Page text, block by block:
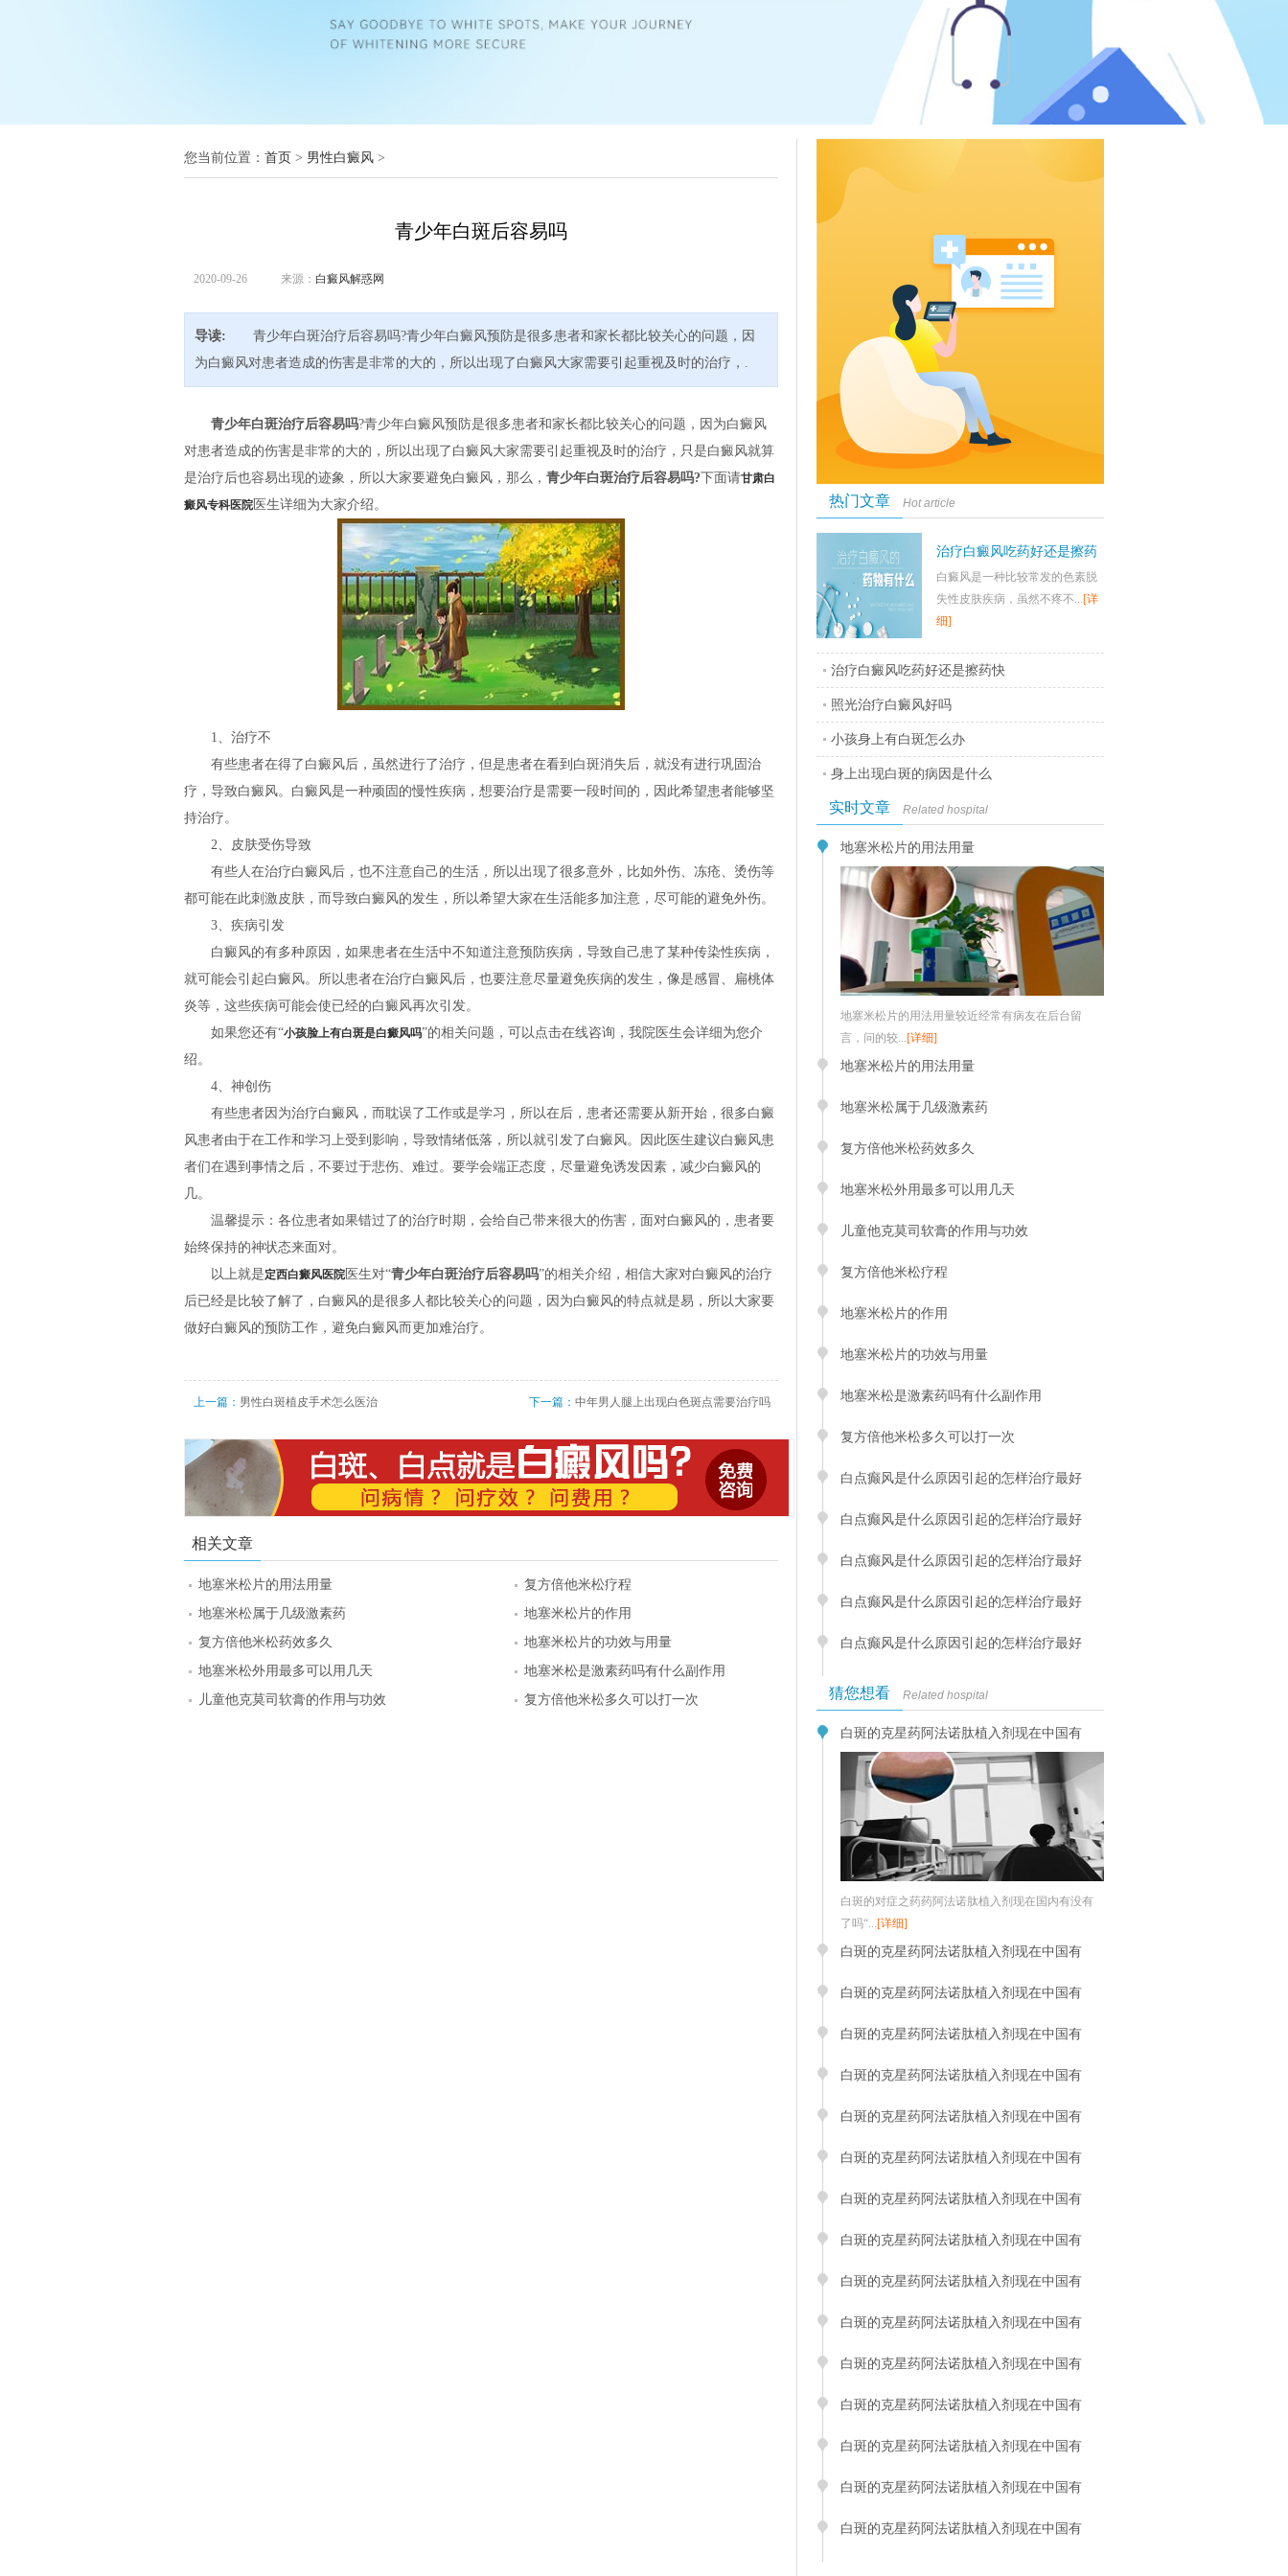
您当前位置： 首页 > 男性白癜风 >
青少年白斑后容易吗
2020-09-26 来源： 白癜风解惑网
导读: 青少年白斑治疗后容易吗?青少年白癜风预防是很多患者和家长都比较关心的问题，因
为白癜风对患者造成的伤害是非常的大的，所以出现了白癜风大家需要引起重视及时的治疗，.
青少年白斑治疗后容易吗?青少年白癜风预防是很多患者和家长都比较关心的问题，因为白癜风
对患者造成的伤害是非常的大的，所以出现了白癜风大家需要引起重视及时的治疗，只是白癜风就算
是治疗后也容易出现的迹象，所以大家要避免白癜风，那么， 青少年白斑治疗后容易吗?下面请甘肃白
癜风专科医院 医生详细为大家介绍。
1、治疗不
有些患者在得了白癜风后，虽然进行了治疗，但是患者在看到白斑消失后，就没有进行巩固治
疗，导致白癜风。白癜风是一种顽固的慢性疾病，想要治疗是需要一段时间的，因此希望患者能够坚
持治疗。
2、皮肤受伤导致
有些人在治疗白癜风后，也不注意自己的生活，所以出现了很多意外，比如外伤、冻疮、烫伤等
都可能在此刺激皮肤，而导致白癜风的发生，所以希望大家在生活能多加注意，尽可能的避免外伤。
3、疾病引发
白癜风的有多种原因，如果患者在生活中不知道注意预防疾病，导致自己患了某种传染性疾病，
就可能会引起白癜风。所以患者在治疗白癜风后，也要注意尽量避免疾病的发生，像是感冒、扁桃体
炎等，这些疾病可能会使已经的白癜风再次引发。
如果您还有“小孩脸上有白斑是白癜风吗”的相关问题，可以点击在线咨询，我院医生会详细为您介
绍。
4、神创伤
有些患者因为治疗白癜风，而耽误了工作或是学习，所以在后，患者还需要从新开始，很多白癜
风患者由于在工作和学习上受到影响，导致情绪低落，所以就引发了白癜风。因此医生建议白癜风患
者们在遇到事情之后，不要过于悲伤、难过。要学会端正态度，尽量避免诱发因素，减少白癜风的
几。
温馨提示：各位患者如果错过了的治疗时期，会给自己带来很大的伤害，面对白癜风的，患者要
始终保持的神状态来面对。
以上就是定西白癜风医院 医生对“青少年白斑治疗后容易吗”的相关介绍，相信大家对白癜风的治疗
后已经是比较了解了，白癜风的是很多人都比较关心的问题，因为白癜风的特点就是易，所以大家要
做好白癜风的预防工作，避免白癜风而更加难治疗。
上一篇： 男性白斑植皮手术怎么医治 下一篇： 中年男人腿上出现白色斑点需要治疗吗
相关文章
地塞米松片的用法用量
地塞米松属于几级激素药
复方倍他米松药效多久
地塞米松外用最多可以用几天
儿童他克莫司软膏的作用与功效
复方倍他米松疗程
地塞米松片的作用
地塞米松片的功效与用量
地塞米松是激素药吗有什么副作用
复方倍他米松多久可以打一次
热门文章 Hot article
治疗白癜风吃药好还是擦药
快
白癜风是一种比较常发的色素脱
失性皮肤疾病，虽然不疼不...[详
细]
治疗白癜风吃药好还是擦药快
照光治疗白癜风好吗
小孩身上有白斑怎么办
身上出现白斑的病因是什么
实时文章 Related hospital
地塞米松片的用法用量
地塞米松片的用法用量较近经常有病友在后台留
言，问的较...[详细]
地塞米松片的用法用量
地塞米松属于几级激素药
复方倍他米松药效多久
地塞米松外用最多可以用几天
儿童他克莫司软膏的作用与功效
复方倍他米松疗程
地塞米松片的作用
地塞米松片的功效与用量
地塞米松是激素药吗有什么副作用
复方倍他米松多久可以打一次
白点癫风是什么原因引起的怎样治疗最好
白点癫风是什么原因引起的怎样治疗最好
白点癫风是什么原因引起的怎样治疗最好
白点癫风是什么原因引起的怎样治疗最好
白点癫风是什么原因引起的怎样治疗最好
猜您想看 Related hospital
白斑的克星药阿法诺肽植入剂现在中国有
白斑的对症之药药阿法诺肽植入剂现在国内有没有
了吗“...[详细]
白斑的克星药阿法诺肽植入剂现在中国有
白斑的克星药阿法诺肽植入剂现在中国有
白斑的克星药阿法诺肽植入剂现在中国有
白斑的克星药阿法诺肽植入剂现在中国有
白斑的克星药阿法诺肽植入剂现在中国有
白斑的克星药阿法诺肽植入剂现在中国有
白斑的克星药阿法诺肽植入剂现在中国有
白斑的克星药阿法诺肽植入剂现在中国有
白斑的克星药阿法诺肽植入剂现在中国有
白斑的克星药阿法诺肽植入剂现在中国有
白斑的克星药阿法诺肽植入剂现在中国有
白斑的克星药阿法诺肽植入剂现在中国有
白斑的克星药阿法诺肽植入剂现在中国有
白斑的克星药阿法诺肽植入剂现在中国有
白斑的克星药阿法诺肽植入剂现在中国有